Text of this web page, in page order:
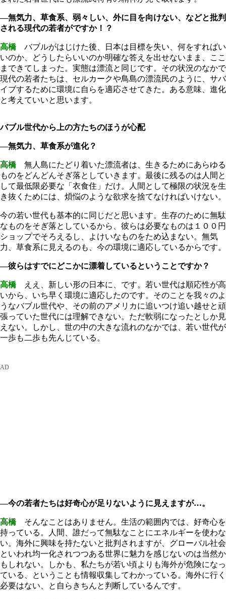
―無気力、草食系、弱々しい、外に目を向けない、などと批判
される現代の若者がですか！？
高橋バブルがはじけた後、日本は目標を失い、何をすればい
いのか、どうしたらいいのか明確な答えを出せないまま、ここ
まできてしまった。実態は漂流と同じです。その状況のなかで
現代の若者たちは、セルカークや鳥島の漂流民のように、サバ
イブするために環境に自らを適応させてきた。ある意味、進化
と考えていいと思います。
バブル世代から上の方たちのほうが心配
―無気力、草食系が進化？
高橋無人島にたどり着いた漂流者は、生きるためにあらゆる
ものをどんどんそぎ落としていきます。最後に残るのは人間と
して最低限必要な「衣食住」だけ。人間として極限の状況を生
き抜くためには、煩悩のような欲求を捨てなければいけない。
今の若い世代も基本的に同じだと思います。生存のために無駄
なものをそぎ落としているから、彼らは必要なものは１００円
ショップでそろえるし、よけいなものをため込まない。無気
力、草食系に見えるのも、今の環境に適応しているからです。
―彼らはすでにどこかに漂着しているということですか？
高橋ええ、新しい形の日本に、です。若い世代は順応性が高
いから、いち早く環境に適応したのです。そのことを我々のよ
うなバブル世代や、その前のアメリカに追いつけ追い越せと頑
張っていた世代には理解できない。ただ軟弱になったとしか見
えない。しかし、世の中の大きな流れのなかでは、若い世代が
一歩も二歩も先んじている。
―今の若者たちは好奇心が足りないように見えますが…。
高橋そんなことはありません。生活の範囲内では、好奇心を
持っている。人間、誰だって無駄なことにエネルギーを使わな
い。海外に興味を持たないと批判されますが、グローバル社会
といわれ均一化されつつある世界に魅力を感じないのは当然か
もしれない。しかも、私たちが若い頃よりも海外が危険になっ
ている、ということも情報収集してわかっている。海外に行く
必要はない、と自らきちんと判断しているんです。